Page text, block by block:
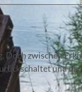
Doch zwischen
und